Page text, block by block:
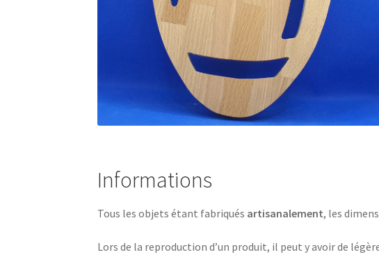
Informations
Tous les objets étant fabriqués artisanalement, les
Lors de la reproduction d’un produit, il peut y avoir de